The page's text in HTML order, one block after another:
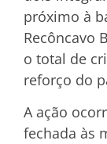
próximo à
Recôncavo
o total de
reforço do
A ação
fechada às